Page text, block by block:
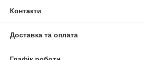
Контакти
Доставка та оплата